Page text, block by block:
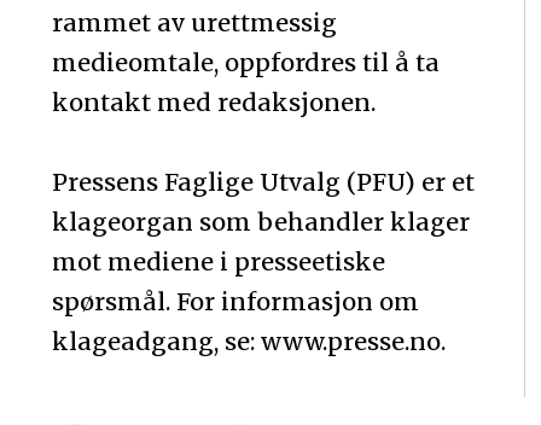
rammet av urettmessig
medieomtale, oppfordres til å ta
kontakt med redaksjonen.
Pressens Faglige Utvalg (PFU) er et
klageorgan som behandler klager
mot mediene i presseetiske
spørsmål. For informasjon om
klageadgang, se: www.presse.no.